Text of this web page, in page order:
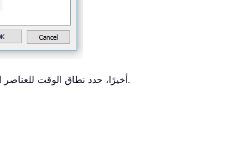
أخيرًا، حدد نطاق الوقت للعناصر.